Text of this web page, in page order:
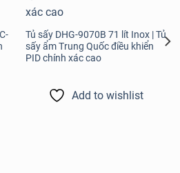
Tủ sấy DHG-9070B 71 lít Inox | Tủ
sấy ẩm Trung Quốc điều khiển
PID chính xác cao
Add to wishlist